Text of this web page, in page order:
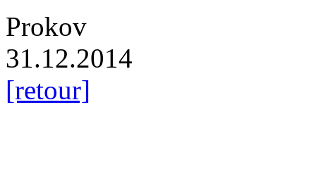
Prokov
31.12.2014
[retour]